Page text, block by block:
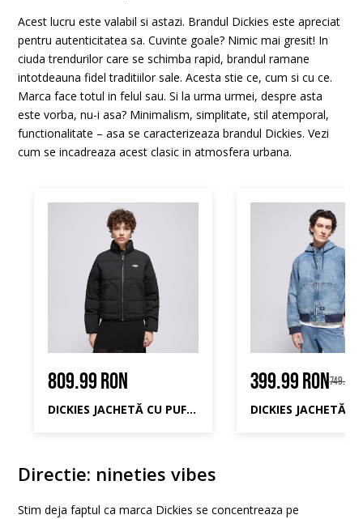
Acest lucru este valabil si astazi. Brandul Dickies este apreciat
pentru autenticitatea sa. Cuvinte goale? Nimic mai gresit! In
ciuda trendurilor care se schimba rapid, brandul ramane
intotdeauna fidel traditiilor sale. Acesta stie ce, cum si cu ce.
Marca face totul in felul sau. Si la urma urmei, despre asta
este vorba, nu-i asa? Minimalism, simplitate, stil atemporal,
functionalitate – asa se caracterizeaza brandul Dickies. Vezi
cum se incadreaza acest clasic in atmosfera urbana.
809.99 RON
DICKIES JACHETĂ CU PUF DICKIES DUCK CANVAS CARPENTER PANT W
399.99 RON749.99
Directie: nineties vibes
Stim deja faptul ca marca Dickies se concentreaza pe